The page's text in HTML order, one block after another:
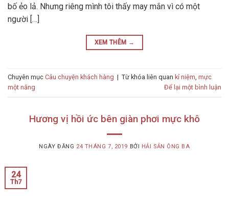
bố ẻo lả. Nhưng riêng mình tôi thấy may mắn vì có một
người […]
XEM THÊM →
Chuyên mục Câu chuyện khách hàng | Từ khóa liên quan kỉ niệm mực
một nắng
Để lại một bình luận
Hương vị hồi ức bên giàn phơi mực khô
NGÀY ĐĂNG 24 THÁNG 7, 2019 BỞI HẢI SẢN ÔNG BA
24
Th7